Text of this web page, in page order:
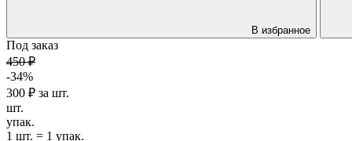
В избранное
Под заказ
450 ₽
-34%
300 ₽ за шт.
шт.
упак.
1 шт. = 1 упак.